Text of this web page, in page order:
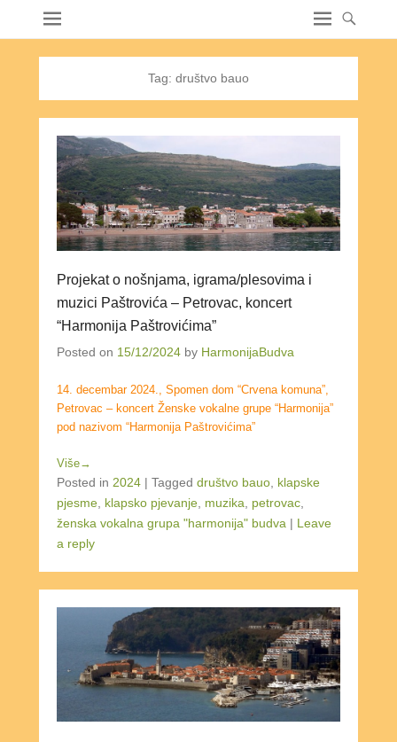
Tag: društvo bauo
Projekat o nošnjama, igrama/plesovima i
muzici Paštrovića – Petrovac, koncert
“Harmonija Paštrovićima”
Posted on 15/12/2024 by HarmonijaBudva
14. decembar 2024., Spomen dom “Crvena komuna”,
Petrovac – koncert Ženske vokalne grupe “Harmonija”
pod nazivom “Harmonija Paštrovićima”
Više→
Posted in 2024 | Tagged društvo bauo klapske
pjesme klapsko pjevanje muzika petrovac
ženska vokalna grupa "harmonija" budva | Leave
a reply